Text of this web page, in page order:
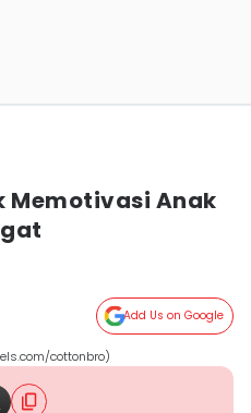
Memotivasi Anak
Add Us on Google
cottonbro)